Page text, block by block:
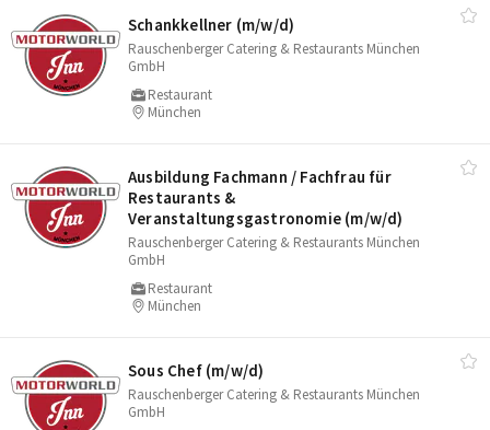
Schankkellner (m/​w/​d)
Rauschenberger Catering & Restaurants München
GmbH
Restaurant
München
Ausbildung Fachmann /​ Fachfrau für
Restaurants &
Veranstaltungsgastronomie (m/​w/​d)
Rauschenberger Catering & Restaurants München
GmbH
Restaurant
München
Sous Chef (m/​w/​d)
Rauschenberger Catering & Restaurants München
GmbH